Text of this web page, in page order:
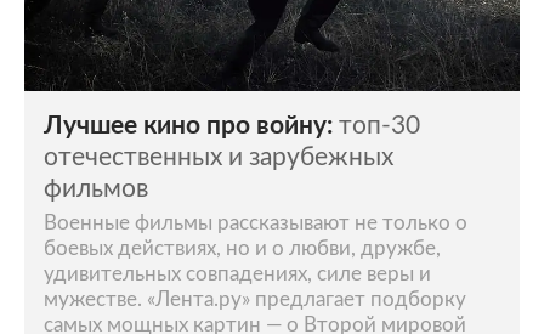
Лучшее кино про войну: топ-30
отечественных и зарубежных
фильмов
Военные фильмы рассказывают не только о
боевых действиях, но и о любви, дружбе,
удивительных совпадениях, силе веры и
мужестве. «Лента.ру» предлагает подборку
самых мощных картин — о Второй мировой